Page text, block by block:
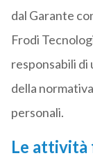
dal Garante
Frodi
responsabili di
della
personali.
Le